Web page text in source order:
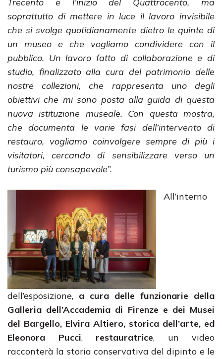
soprattutto di mettere in luce il lavoro invisibile
che si svolge quotidianamente dietro le quinte di
un museo e che vogliamo condividere con il
pubblico. Un lavoro fatto di collaborazione e di
studio, finalizzato alla cura del patrimonio delle
nostre collezioni, che rappresenta uno degli
obiettivi che mi sono posta alla guida di questa
nuova istituzione museale. Con questa mostra,
che documenta le varie fasi dell’intervento di
restauro, vogliamo coinvolgere sempre di più i
visitatori, cercando di sensibilizzare verso un
turismo più consapevole”.
All’interno
dell’esposizione, a cura delle funzionarie della
Galleria dell’Accademia di Firenze e dei Musei
del Bargello, Elvira Altiero, storica dell’arte, ed
Eleonora Pucci, restauratrice, un video
racconterà la storia conservativa del dipinto e le